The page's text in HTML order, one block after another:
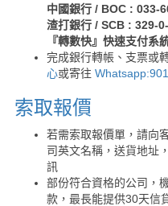
中國銀行 / BOC : 033-
渣打銀行 / SCB : 329-
『轉數快』快速支付系
完成銀行轉帳、支票或
心或寄往
索取報價
若需索取報價單，請向
司英文名稱，送貨地址
訊
部份符合資格的公司，
款，最長能提供30天信